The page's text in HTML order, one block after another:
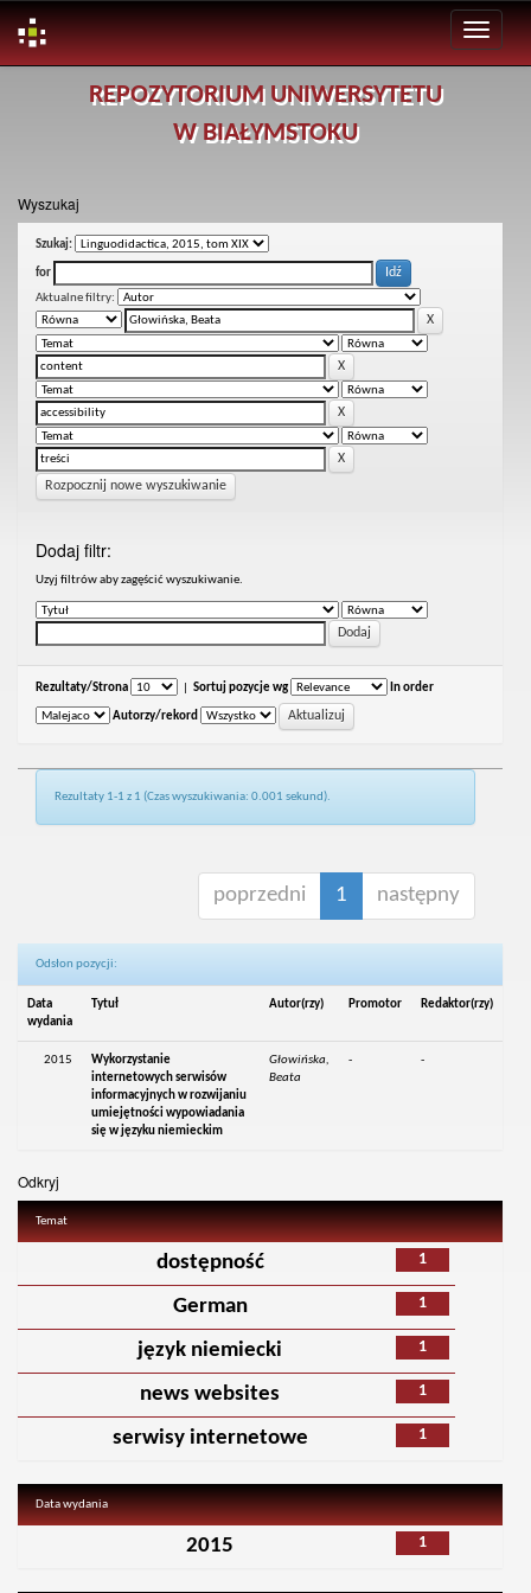
REPOZYTORIUM UNIWERSYTETU
W BIAŁYMSTOKU
Wyszukaj
Szukaj:
for
Aktualne filtry:
Rozpocznij nowe wyszukiwanie
Dodaj filtr:
Uzyj filtrów aby zagęścić wyszukiwanie.
Rezultaty/Strona Sortuj pozycje wg In order
Autorzy/rekord
Rezultaty 1-1 z 1 (Czas wyszukiwania: 0.001 sekund).
poprzedni 1 następny
Odsłon pozycji:
Data
wydania
Tytuł Autor(rzy) Promotor Redaktor(rzy)
2015
Wykorzystanie
internetowych serwisów
informacyjnych w rozwijaniu
umiejętności wypowiadania
się w języku niemieckim
Głowińska,
Beata
- -
Odkryj
Temat
1
dostępność
1
German
1
język niemiecki
1
news websites
1
serwisy internetowe
Data wydania
1
2015